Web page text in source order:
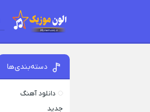
دسته‌بندی‌ها
دانلود آهنگ
جدید